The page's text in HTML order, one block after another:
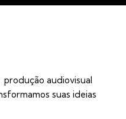
audiovisual
suas ideias